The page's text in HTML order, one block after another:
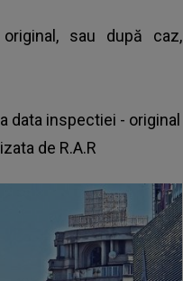
sau după caz,
data inspectiei - original
de R.A.R